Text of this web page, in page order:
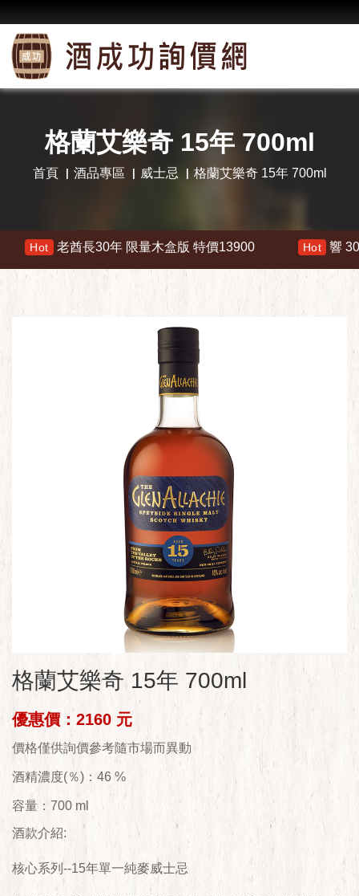
格蘭艾樂奇 15年 700ml
首頁 酒品專區 威士忌 格蘭艾樂奇 15年 700ml
30年 限量木盒版 特價13900 Hot 響 30年 特價
格蘭艾樂奇 15年 700ml
優惠價：2160 元
價格僅供詢價參考隨市場而異動
酒精濃度(％)：46 %
容量：700 ml
酒款介紹:
核心系列--15年單一純麥威士忌